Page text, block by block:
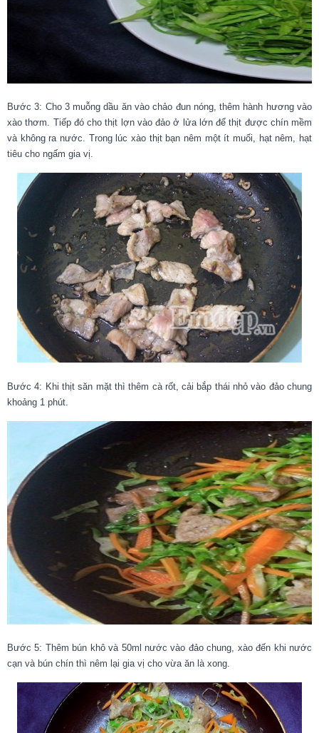
Bước 3: Cho 3 muỗng dầu ăn vào chảo đun nóng, thêm hành hương vào
xào thơm. Tiếp đó cho thịt lợn vào đảo ở lửa lớn để thịt được chín mềm
và không ra nước. Trong lúc xào thịt bạn nêm một ít muối, hạt nêm, hạt
tiêu cho ngấm gia vị.
Bước 4: Khi thịt săn mặt thì thêm cà rốt, cải bắp thái nhỏ vào đảo chung
khoảng 1 phút.
Bước 5: Thêm bún khô và 50ml nước vào đảo chung, xào đến khi nước
cạn và bún chín thì nêm lại gia vị cho vừa ăn là xong.